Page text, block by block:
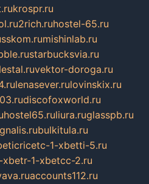
krospr.ru
2rich.ruhostel-65.ru
mishinlab.ru
starbucksvia.ru
vektor-doroga.ru
lenasever.rulovinskix.ru
discofoxworld.ru
hostel65.ruliura.ruglasspb.ru
gnalis.rubulkitula.ru
1-xbetti-5.ru
1-xbetcc-2.ru
accounts112.ru